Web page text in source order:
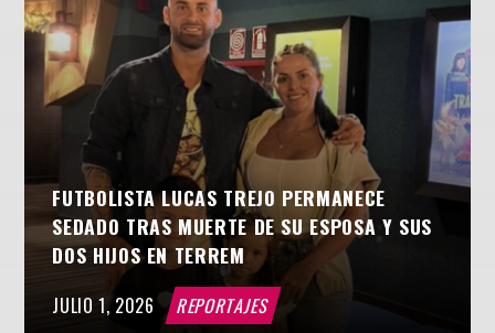
FUTBOLISTA LUCAS TREJO PERMANECE
SEDADO TRAS MUERTE DE SU ESPOSA Y SUS
DOS HIJOS EN TERREM
JULIO 1, 2026 REPORTAJES